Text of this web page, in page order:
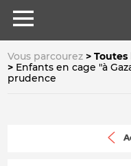
Vous parcourez
Toutes
Enfants en cage "à
prudence